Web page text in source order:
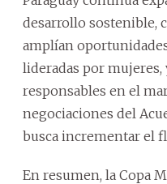
desarrollo sostenible,
amplían
lideradas por
responsables en el
negociaciones del
busca incrementar el
En resumen, la Copa